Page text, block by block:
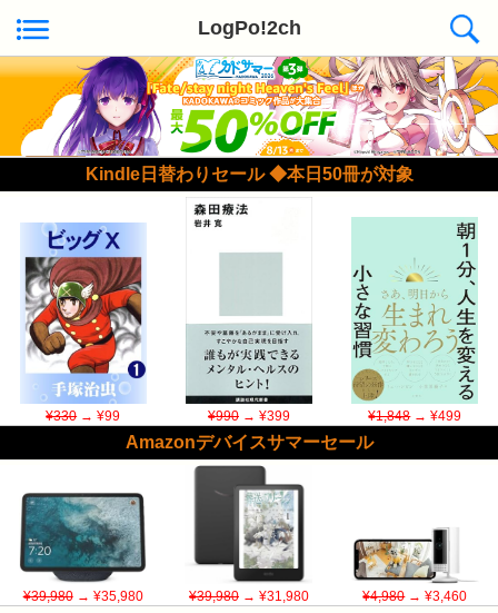
LogPo!2ch
Kindle日替わりセール ◆本日50冊が対象
¥330→ ¥99 ¥990→ ¥399 ¥1,848→ ¥499
Amazonデバイスサマーセール
¥39,980→ ¥35,980 ¥39,980→ ¥31,980 ¥4,980→ ¥3,460